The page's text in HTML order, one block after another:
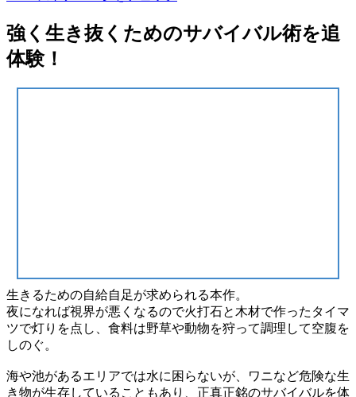
強く生き抜くためのサバイバル術を追
体験！
生きるための自給自足が求められる本作。
夜になれば視界が悪くなるので火打石と木材で作ったタイマ
ツで灯りを点し、食料は野草や動物を狩って調理して空腹を
しのぐ。
海や池があるエリアでは水に困らないが、ワニなど危険な生
き物が生存していることもあり、正真正銘のサバイバルを体